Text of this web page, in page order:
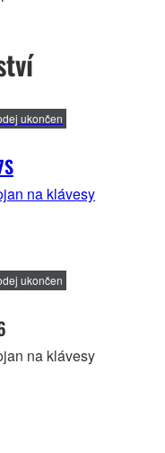
ukončen
na klávesy
ukončen
na klávesy